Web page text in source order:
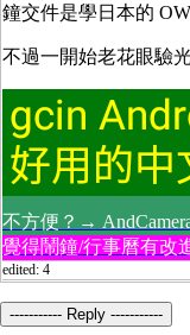
鐘交件是學日本的
不過一開始老花眼驗
不方便？→
覺得鬧鐘/行事曆有
edited: 4
----------- Reply -----------